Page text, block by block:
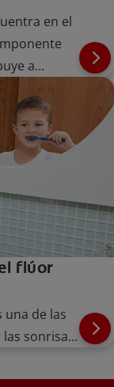
en el
a
de todas
flúor
de las
sonrisas